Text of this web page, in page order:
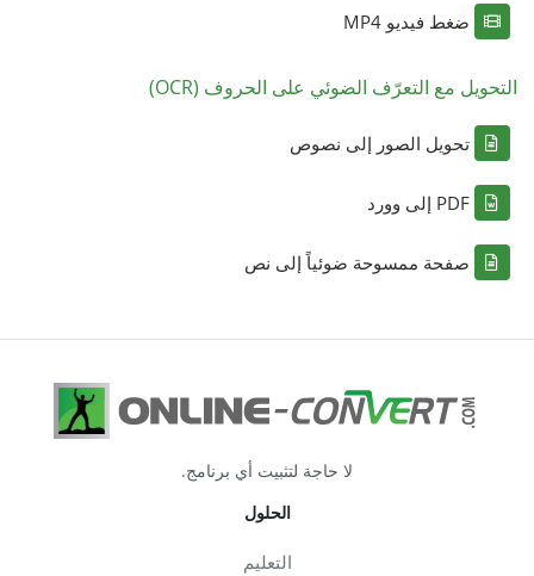
ضغط فيديو MP4
التحويل مع التعرّف الضوئي على الحروف (OCR)
تحويل الصور إلى نصوص
PDF إلى وورد
صفحة ممسوحة ضوئياً إلى نص
لا حاجة لتثبيت أي برنامج.
الحلول
التعليم